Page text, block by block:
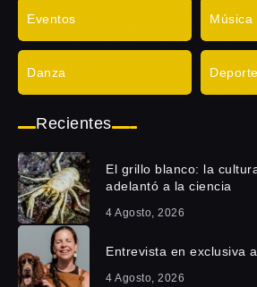
Eventos Música
Danza
Recientes
El grillo blanco: la
adelantó a la ciencia
4 Agosto, 2026
Entrevista en exclusiva
4 Agosto, 2026